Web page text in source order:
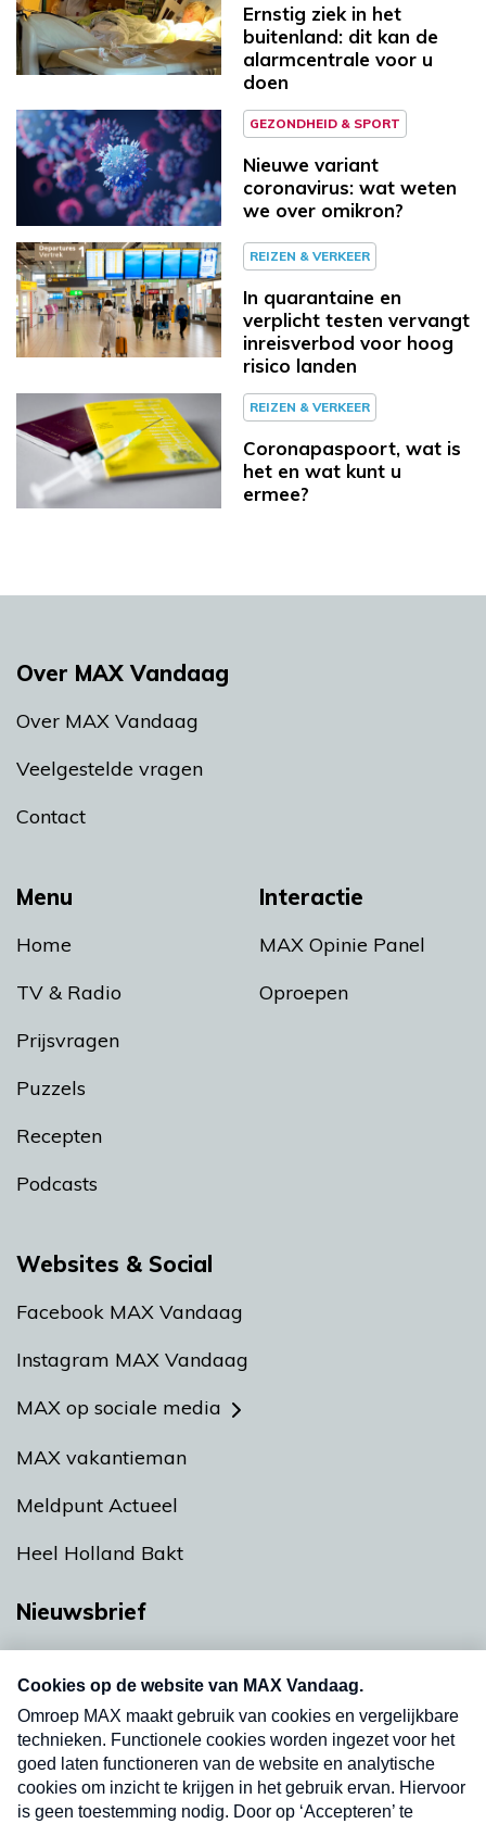
Ernstig ziek in het
buitenland: dit kan de
alarmcentrale voor u
doen
GEZONDHEID & SPORT
Nieuwe variant
coronavirus: wat weten
we over omikron?
REIZEN & VERKEER
In quarantaine en
verplicht testen vervangt
inreisverbod voor hoog
risico landen
REIZEN & VERKEER
Coronapaspoort, wat is
het en wat kunt u
ermee?
Menu
Home
TV & Radio
Prijsvragen
Puzzels
Recepten
Podcasts
Interactie
MAX Opinie Panel
Oproepen
Over MAX Vandaag
Over MAX Vandaag
Veelgestelde vragen
Contact
Websites & Social
Facebook MAX Vandaag
Instagram MAX Vandaag
MAX op sociale media
MAX vakantieman
Meldpunt Actueel
Heel Holland Bakt
Nieuwsbrief
nieuwsbrief. Elke vrijdag- en dinsdagochtend in
uw mailbox.
Verzend